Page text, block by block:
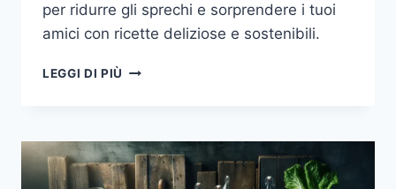
per ridurre gli sprechi e sorprendere i tuoi
amici con ricette deliziose e sostenibili.
LEGGI DI PIÙ CUCINA
TRASFORMARE
GLI
AVANZI